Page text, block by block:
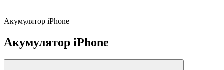
Акумулятор iPhone
Акумулятор iPhone